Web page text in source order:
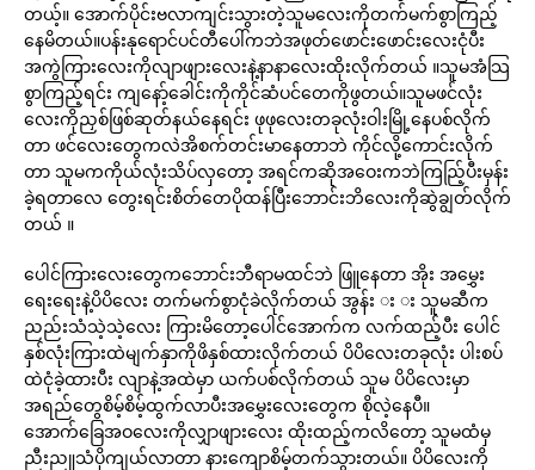
တယ့်။ အောက်ပိုင်းဗလာကျင်းသွားတဲ့သူမလေးကိုတက်မက်စွာကြည့်
နေမိတယ်။ပန်းနုရောင်ပင်တီပေါ်ကဘဲအဖုတ်ဖောင်းဖောင်းလေးငုံပီး
အကွဲကြားလေးကိုလျာဖျားလေးနဲ့နာနာလေးထိုးလိုက်တယ် ။သူမအံသြ
စွာကြည့်ရင်း ကျနော့်ခေါင်းကိုကိုင်ဆံပင်တေကိုဖွတယ်။သူမဖင်လုံး
လေးကိုညှစ်ဖြစ်ဆုတ်နယ်နေရင်း ဖုဖုလေးတခုလုံးဝါးမြို့နေပစ်လိုက်
တာ ဖင်လေးတွေကလဲအိစက်တင်းမာနေတာဘဲ ကိုင်လို့ကောင်းလိုက်
တာ သူမကကိုယ်လုံးသိပ်လှတော့ အရင်ကဆိုအဝေးကဘဲကြည်ြ့ပီးမှန်း
ခဲ့ရတာလေ တွေးရင်းစိတ်တေပိုထန်ပြီးဘောင်းဘိလေးကိုဆွဲချွတ်လိုက်
တယ် ။
ပေါင်ကြားလေးတွေကဘောင်းဘီရာမထင်ဘဲ ဖြူနေတာ အိုး အမွှေး
ရေးရေးနဲ့ပိပိလေး တက်မက်စွာငုံခဲလိုက်တယ် အွန်း း း သူမဆီက
ညည်းသံသဲ့သဲ့လေး ကြားမိတော့ပေါင်အောက်က လက်ထည့်ပီး ပေါင်
နှစ်လုံးကြားထဲမျက်နှာကိုဖိနှစ်ထားလိုက်တယ် ပိပိလေးတခုလုံး ပါးစပ်
ထဲငုံခဲ့ထားပီး လျာနဲ့အထဲမှာ ယက်ပစ်လိုက်တယ် သူမ ပိပိလေးမှာ
အရည်တွေစိမ့်စိမ့်ထွက်လာပီးအမွှေးလေးတွေက စိုလဲ့နေပီ။
အောက်ခြေအဝလေးကိုလျှာဖျားလေး ထိုးထည့်ကလိတော့ သူမထံမှ
ညီးညူသံပိုကျယ်လာတာ နားကျောစိမ့်တက်သွားတယ်။ ပိပိလေးကို